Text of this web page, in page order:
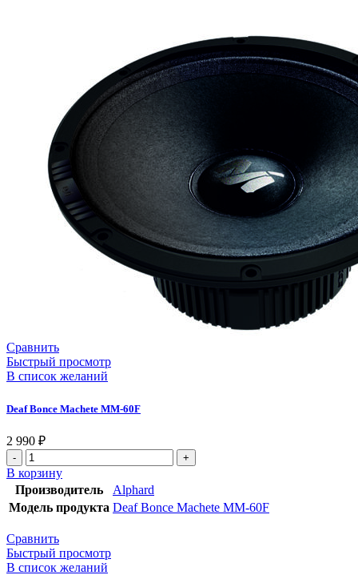
Сравнить
Быстрый просмотр
В список желаний
Deaf Bonce Machete MM-60F
2 990 ₽
В корзину
Производитель
Alphard
Модель продукта Deaf Bonce Machete MM-60F
Сравнить
Быстрый просмотр
В список желаний